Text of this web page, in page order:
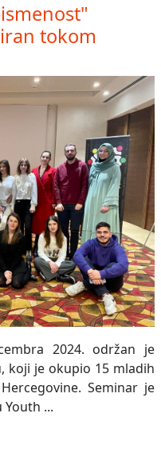
tokom
2024. održan je
koji je okupio 15 mladih
Seminar je
...